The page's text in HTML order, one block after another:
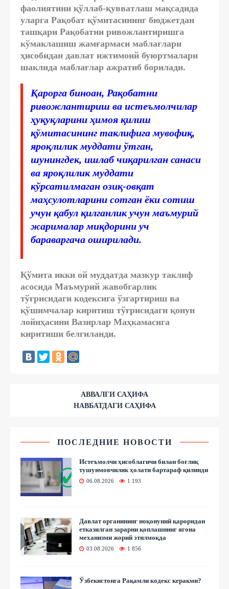
фаолиятини қўллаб-қувватлаш мақсадида
уларга Рақобат қўмитасининг бюджетдан
ташқари Рақобатни ривожлантиришга
кўмаклашиш жамғармаси маблағлари
ҳисобидан давлат ижтимоий буюртмалари
шаклида маблағлар ажратиб борилади.
Қарорга биноан, Рақобатни
ривожлантириш ва истеъмолчилар
ҳуқуқларини ҳимоя қилиш
қўмитасининг таклифига мувофиқ,
яроқлилик муддати ўтган,
шунингдек, ишлаб чиқарилган санаси
ва яроқлилик муддати
кўрсатилмаган озиқ-овқат
маҳсулотларини сотган ёки сотиш
учун қабул қилганлик учун маъмурий
жарималар миқдорини уч
бараваргача оширилади.
Қўмита икки ой муддатда мазкур таклиф
асосида Маъмурий жавобгарлик
тўғрисидаги кодексига ўзгартириш ва
қўшимчалар киритиш тўғрисидаги қонун
лойиҳасини Вазирлар Маҳкамасига
киритиши белгиланди.
АВВАЛГИ САҲИФА
НАВБАТДАГИ САҲИФА
ПОСЛЕДНИЕ НОВОСТИ
Истеъмолчи ҳисоблагичи билан боғлиқ
тушунмовчилик ҳолати бартараф қилинди
06.08.2026 1 193
Давлат органининг ноқонуний қароридан
етказилган зарарни қоплашнинг ягона
механизми жорий этилмоқда
03.08.2026 1 856
Ўзбекистонга Рақамли кодекс керакми?